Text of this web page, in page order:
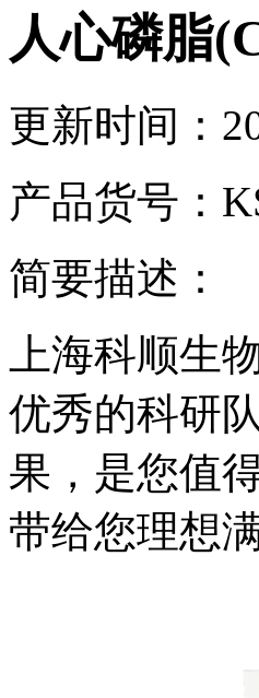
人心磷脂
更新时间：
产品货号：
简要描述：
上海科顺生
优秀的科研
果，是您值
带给您理想